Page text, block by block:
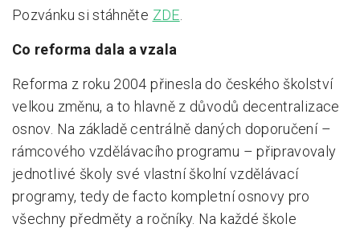
Pozvánku si stáhněte ZDE.
Co reforma dala a vzala
Reforma z roku 2004 přinesla do českého školství
velkou změnu, a to hlavně z důvodů decentralizace
osnov. Na základě centrálně daných doporučení –
rámcového vzdělávacího programu – připravovaly
jednotlivé školy své vlastní školní vzdělávací
programy, tedy de facto kompletní osnovy pro
všechny předměty a ročníky. Na každé škole